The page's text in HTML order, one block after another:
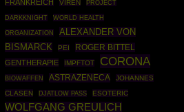
FRANKREICH VIREN
PROJECT
DARKKNIGHT
WORLD HEALTH
ORGANIZATION
ALEXANDER VON
BISMARCK
PEI ROGER BITTEL
GENTHERAPIE IMPFTOT CORONA
BIOWAFFEN ASTRAZENECA
JOHANNES
CLASEN
DJATLOW PASS ESOTERIC
WOLFGANG GREULICH